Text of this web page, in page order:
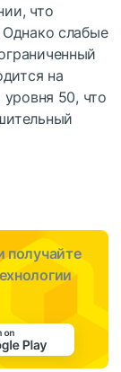
что
слабые
на
50, что
получайте